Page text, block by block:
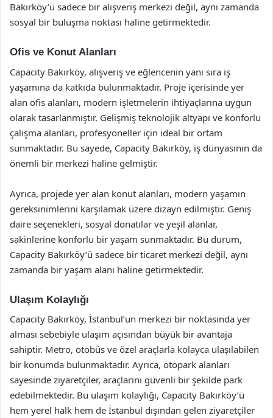
Bakırköy’ü sadece bir alışveriş merkezi değil, aynı zamanda
sosyal bir buluşma noktası haline getirmektedir.
Ofis ve Konut Alanları
Capacity Bakırköy, alışveriş ve eğlencenin yanı sıra iş
yaşamına da katkıda bulunmaktadır. Proje içerisinde yer
alan ofis alanları, modern işletmelerin ihtiyaçlarına uygun
olarak tasarlanmıştır. Gelişmiş teknolojik altyapı ve konforlu
çalışma alanları, profesyoneller için ideal bir ortam
sunmaktadır. Bu sayede, Capacity Bakırköy, iş dünyasının da
önemli bir merkezi haline gelmiştir.
Ayrıca, projede yer alan konut alanları, modern yaşamın
gereksinimlerini karşılamak üzere dizayn edilmiştir. Geniş
daire seçenekleri, sosyal donatılar ve yeşil alanlar,
sakinlerine konforlu bir yaşam sunmaktadır. Bu durum,
Capacity Bakırköy’ü sadece bir ticaret merkezi değil, aynı
zamanda bir yaşam alanı haline getirmektedir.
Ulaşım Kolaylığı
Capacity Bakırköy, İstanbul’un merkezi bir noktasında yer
alması sebebiyle ulaşım açısından büyük bir avantaja
sahiptir. Metro, otobüs ve özel araçlarla kolayca ulaşılabilen
bir konumda bulunmaktadır. Ayrıca, otopark alanları
sayesinde ziyaretçiler, araçlarını güvenli bir şekilde park
edebilmektedir. Bu ulaşım kolaylığı, Capacity Bakırköy’ü
hem yerel halk hem de İstanbul dışından gelen ziyaretçiler